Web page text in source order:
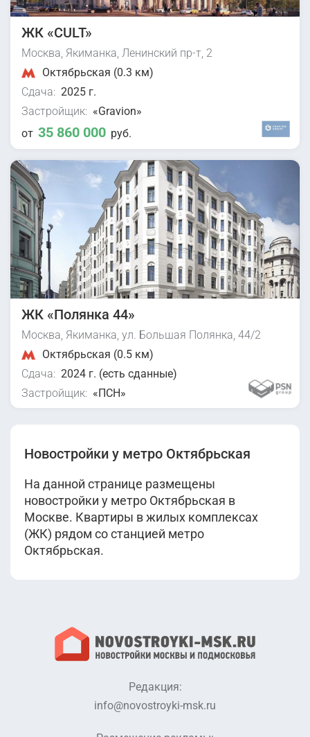
ЖК «CULT»
Москва, Якиманка, Ленинский пр-т, 2
Октябрьская (0.3 км)
Сдача: 2025 г.
Застройщик: «Gravion»
от 35 860 000 руб.
ЖК «Полянка 44»
Москва, Якиманка, ул. Большая Полянка, 44/2
Октябрьская (0.5 км)
Сдача: 2024 г. (есть сданные)
Застройщик: «ПСН»
Новостройки у метро Октябрьская
На данной странице размещены
новостройки у метро Октябрьская в
Москве. Квартиры в жилых комплексах
(ЖК) рядом со станцией метро
Октябрьская.
Редакция:
info@novostroyki-msk.ru